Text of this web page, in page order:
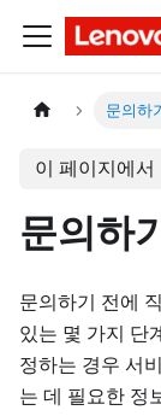
문의하
이 페이지에서
문의하
문의하기 전에
있는 몇 가지 단
정하는 경우 서
는 데 필요한 정